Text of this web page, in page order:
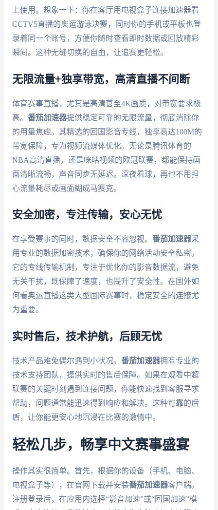
上使用。想象一下：你在客厅用电视盒子连接加速器看
CCTV5直播的奥运游泳决赛，同时你的手机或平板也登
录着同一个账号，方便你随时查看即时数据或回放精彩
瞬间。这种无缝切换的自由，让追赛更轻松。
无限流量+独享带宽，高清直播不间断
体育赛事直播，尤其是高清甚至4K画质，对带宽要求极
高。 番茄加速器提供稳定可靠的无限流量，彻底消除你
的用量焦虑。其精选的回国影音专线，独享高达100M的
带宽保障，专为视频流媒体优化。无论是腾讯体育的
NBA高清直播，还是咪咕视频的欧冠联赛，都能保持画
面清晰流畅，声音同步无延迟。深夜看球，再也不用担
心流量耗尽或画面糊成马赛克。
安全加密，专注传输，安心无忧
在享受赛事的同时，数据安全不容忽视。 番茄加速器采
用专业的数据加密技术，确保你的网络活动安全私密。
它的专线传输机制，专注于优化你的影音数据流，避免
无关干扰，既保障了速度，也提升了安全性。在国外如
何看奥运直播这类大型国际赛事时，稳定安全的连接尤
为重要。
实时售后，技术护航，后顾无忧
技术产品难免偶尔遇到小状况。 番茄加速器拥有专业的
技术支持团队，提供实时的售后保障。如果在观看中超
联赛的关键时刻遇到连接问题，你能快速找到客服寻求
帮助，问题通常能迅速得到响应和解决。这种可靠的后
盾，让你能更安心地沉浸在比赛的激情中。
轻松几步，畅享中文赛事盛宴
操作其实很简单。首先，根据你的设备（手机、电脑、
电视盒子等），在官网下载并安装番茄加速器客户端。
注册登录后，在应用内选择“影音加速”或“回国加速”模